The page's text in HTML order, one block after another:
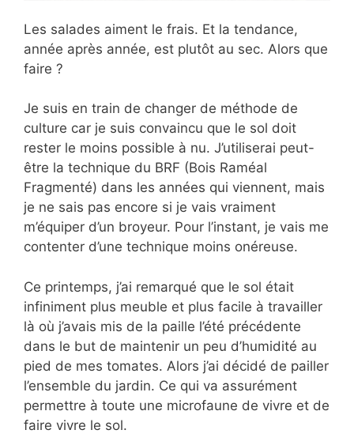
Les salades aiment le frais. Et la tendance,
année après année, est plutôt au sec. Alors que
faire ?
Je suis en train de changer de méthode de
culture car je suis convaincu que le sol doit
rester le moins possible à nu. J’utiliserai peut-
être la technique du BRF (Bois Raméal
Fragmenté) dans les années qui viennent, mais
je ne sais pas encore si je vais vraiment
m’équiper d’un broyeur. Pour l’instant, je vais me
contenter d’une technique moins onéreuse.
Ce printemps, j’ai remarqué que le sol était
infiniment plus meuble et plus facile à travailler
là où j’avais mis de la paille l’été précédente
dans le but de maintenir un peu d’humidité au
pied de mes tomates. Alors j’ai décidé de pailler
l’ensemble du jardin. Ce qui va assurément
permettre à toute une microfaune de vivre et de
faire vivre le sol.